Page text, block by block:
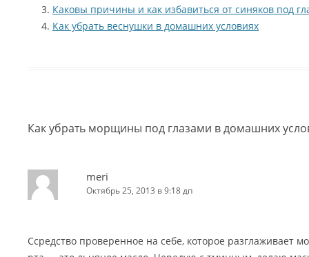
Каковы причины и как избавиться от синяков под
Как убрать веснушки в домашних условиях
Как убрать морщины под глазами в домашних
meri
Октябрь 25, 2013 в 9:18 дп
Cсредство проверенное на себе, которое разглаживает